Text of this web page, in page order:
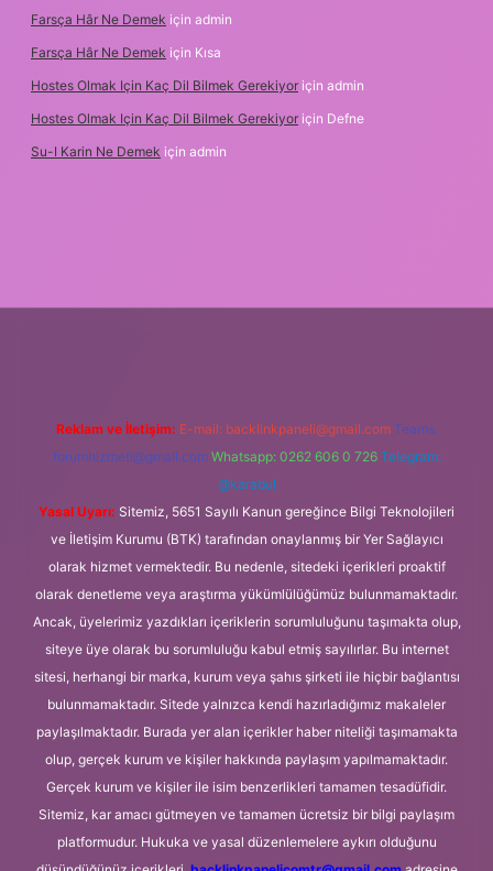
Farsça Hâr Ne Demek için admin
Farsça Hâr Ne Demek için Kısa
Hostes Olmak Için Kaç Dil Bilmek Gerekiyor için admin
Hostes Olmak Için Kaç Dil Bilmek Gerekiyor için Defne
Su-I Karin Ne Demek için admin
Reklam ve İletişim: E-mail: backlinkpaneli@gmail.com Teams:
forumhizmeti@gmail.com Whatsapp: 0262 606 0 726 Telegram:
@karabul
Yasal Uyarı: Sitemiz, 5651 Sayılı Kanun gereğince Bilgi Teknolojileri
ve İletişim Kurumu (BTK) tarafından onaylanmış bir Yer Sağlayıcı
olarak hizmet vermektedir. Bu nedenle, sitedeki içerikleri proaktif
olarak denetleme veya araştırma yükümlülüğümüz bulunmamaktadır.
Ancak, üyelerimiz yazdıkları içeriklerin sorumluluğunu taşımakta olup,
siteye üye olarak bu sorumluluğu kabul etmiş sayılırlar. Bu internet
sitesi, herhangi bir marka, kurum veya şahıs şirketi ile hiçbir bağlantısı
bulunmamaktadır. Sitede yalnızca kendi hazırladığımız makaleler
paylaşılmaktadır. Burada yer alan içerikler haber niteliği taşımamakta
olup, gerçek kurum ve kişiler hakkında paylaşım yapılmamaktadır.
Gerçek kurum ve kişiler ile isim benzerlikleri tamamen tesadüfidir.
Sitemiz, kar amacı gütmeyen ve tamamen ücretsiz bir bilgi paylaşım
platformudur. Hukuka ve yasal düzenlemelere aykırı olduğunu